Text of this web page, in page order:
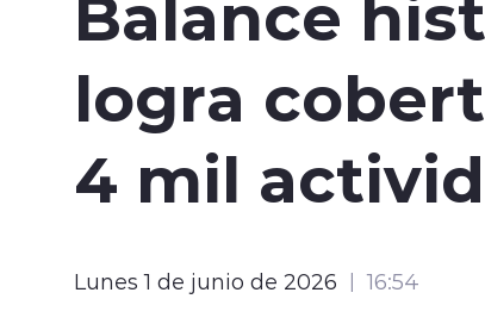
logra
4 mil
Lunes 1 de junio de 2026 16:54